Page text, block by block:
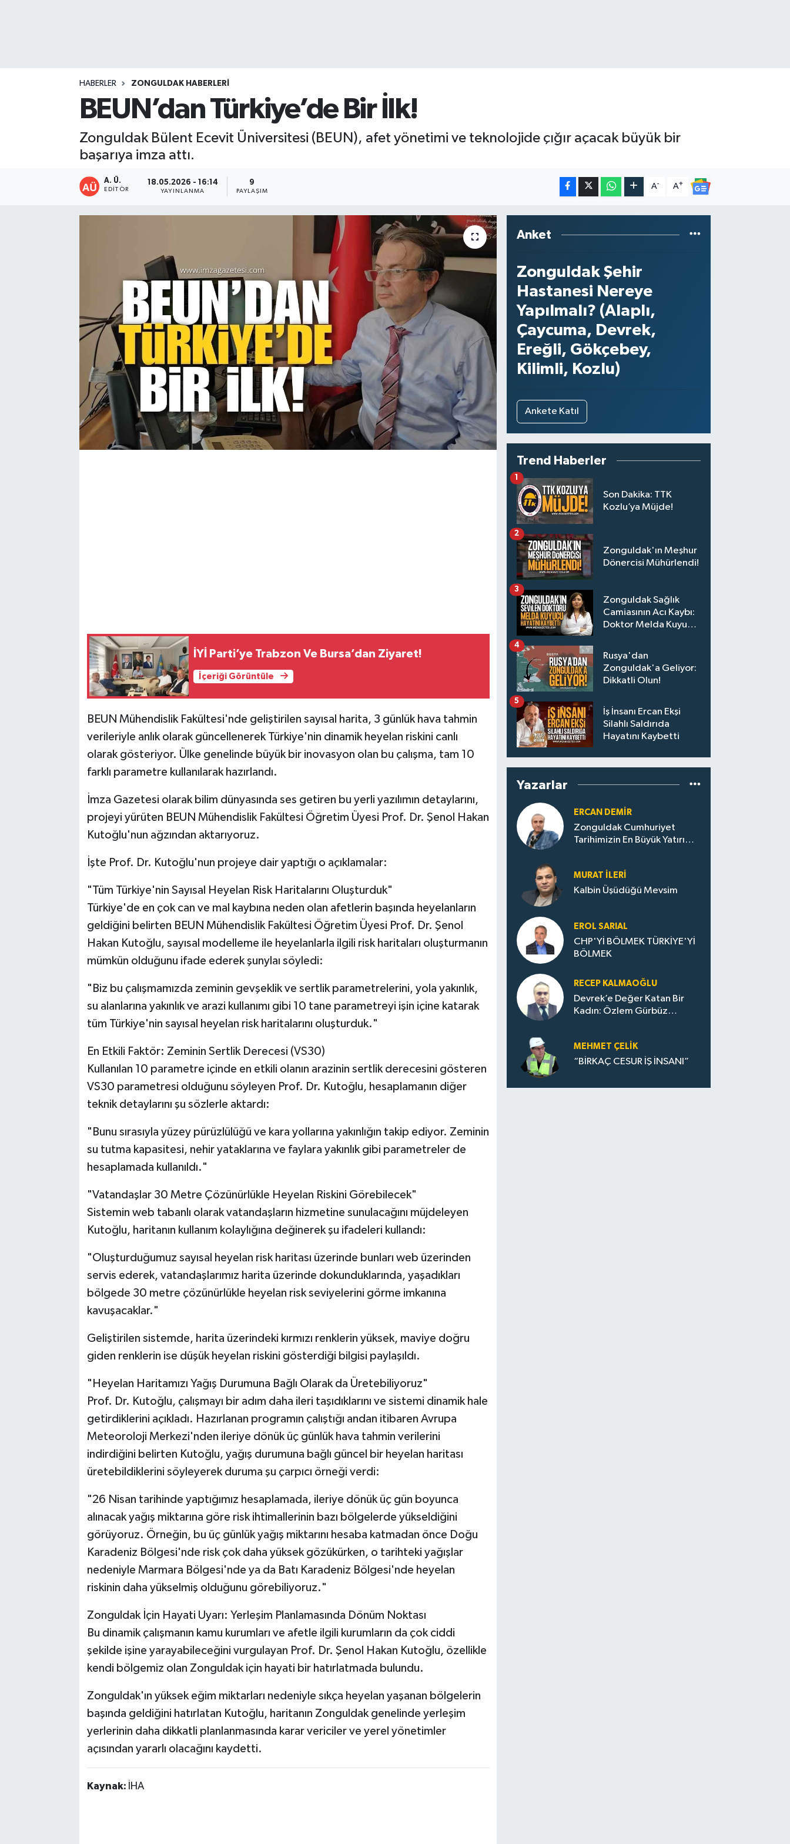
HABERLER ZONGULDAK HABERLERI
BEUN’dan Türkiye’de Bir İlk!
Zonguldak Bülent Ecevit Üniversitesi (BEUN), afet yönetimi ve teknolojide çığır açacak büyük bir
başarıya imza attı.
A. Ü.
EDITÖR
18.05.2026 - 16:14
YAYINLANMA
9
PAYLAŞIM
A- A+
İYİ Parti’ye Trabzon Ve Bursa’dan Ziyaret!
İçeriği Görüntüle
BEUN Mühendislik Fakültesi'nde geliştirilen sayısal harita, 3 günlük hava tahmin
verileriyle anlık olarak güncellenerek Türkiye'nin dinamik heyelan riskini canlı
olarak gösteriyor. Ülke genelinde büyük bir inovasyon olan bu çalışma, tam 10
farklı parametre kullanılarak hazırlandı.
İmza Gazetesi olarak bilim dünyasında ses getiren bu yerli yazılımın detaylarını,
projeyi yürüten BEUN Mühendislik Fakültesi Öğretim Üyesi Prof. Dr. Şenol Hakan
Kutoğlu'nun ağzından aktarıyoruz.
İşte Prof. Dr. Kutoğlu'nun projeye dair yaptığı o açıklamalar:
"Tüm Türkiye'nin Sayısal Heyelan Risk Haritalarını Oluşturduk"
Türkiye'de en çok can ve mal kaybına neden olan afetlerin başında heyelanların
geldiğini belirten BEUN Mühendislik Fakültesi Öğretim Üyesi Prof. Dr. Şenol
Hakan Kutoğlu, sayısal modelleme ile heyelanlarla ilgili risk haritaları oluşturmanın
mümkün olduğunu ifade ederek şunylaı söyledi:
"Biz bu çalışmamızda zeminin gevşeklik ve sertlik parametrelerini, yola yakınlık,
su alanlarına yakınlık ve arazi kullanımı gibi 10 tane parametreyi işin içine katarak
tüm Türkiye'nin sayısal heyelan risk haritalarını oluşturduk."
En Etkili Faktör: Zeminin Sertlik Derecesi (VS30)
Kullanılan 10 parametre içinde en etkili olanın arazinin sertlik derecesini gösteren
VS30 parametresi olduğunu söyleyen Prof. Dr. Kutoğlu, hesaplamanın diğer
teknik detaylarını şu sözlerle aktardı:
"Bunu sırasıyla yüzey pürüzlülüğü ve kara yollarına yakınlığın takip ediyor. Zeminin
su tutma kapasitesi, nehir yataklarına ve faylara yakınlık gibi parametreler de
hesaplamada kullanıldı."
"Vatandaşlar 30 Metre Çözünürlükle Heyelan Riskini Görebilecek"
Sistemin web tabanlı olarak vatandaşların hizmetine sunulacağını müjdeleyen
Kutoğlu, haritanın kullanım kolaylığına değinerek şu ifadeleri kullandı:
"Oluşturduğumuz sayısal heyelan risk haritası üzerinde bunları web üzerinden
servis ederek, vatandaşlarımız harita üzerinde dokunduklarında, yaşadıkları
bölgede 30 metre çözünürlükle heyelan risk seviyelerini görme imkanına
kavuşacaklar."
Geliştirilen sistemde, harita üzerindeki kırmızı renklerin yüksek, maviye doğru
giden renklerin ise düşük heyelan riskini gösterdiği bilgisi paylaşıldı.
"Heyelan Haritamızı Yağış Durumuna Bağlı Olarak da Üretebiliyoruz"
Prof. Dr. Kutoğlu, çalışmayı bir adım daha ileri taşıdıklarını ve sistemi dinamik hale
getirdiklerini açıkladı. Hazırlanan programın çalıştığı andan itibaren Avrupa
Meteoroloji Merkezi'nden ileriye dönük üç günlük hava tahmin verilerini
indirdiğini belirten Kutoğlu, yağış durumuna bağlı güncel bir heyelan haritası
üretebildiklerini söyleyerek duruma şu çarpıcı örneği verdi:
"26 Nisan tarihinde yaptığımız hesaplamada, ileriye dönük üç gün boyunca
alınacak yağış miktarına göre risk ihtimallerinin bazı bölgelerde yükseldiğini
görüyoruz. Örneğin, bu üç günlük yağış miktarını hesaba katmadan önce Doğu
Karadeniz Bölgesi'nde risk çok daha yüksek gözükürken, o tarihteki yağışlar
nedeniyle Marmara Bölgesi'nde ya da Batı Karadeniz Bölgesi'nde heyelan
riskinin daha yükselmiş olduğunu görebiliyoruz."
Zonguldak İçin Hayati Uyarı: Yerleşim Planlamasında Dönüm Noktası
Bu dinamik çalışmanın kamu kurumları ve afetle ilgili kurumların da çok ciddi
şekilde işine yarayabileceğini vurgulayan Prof. Dr. Şenol Hakan Kutoğlu, özellikle
kendi bölgemiz olan Zonguldak için hayati bir hatırlatmada bulundu.
Zonguldak'ın yüksek eğim miktarları nedeniyle sıkça heyelan yaşanan bölgelerin
başında geldiğini hatırlatan Kutoğlu, haritanın Zonguldak genelinde yerleşim
yerlerinin daha dikkatli planlanmasında karar vericiler ve yerel yönetimler
açısından yararlı olacağını kaydetti.
Kaynak: İHA
Anket
Zonguldak Şehir
Hastanesi Nereye
Yapılmalı? (Alaplı,
Çaycuma, Devrek,
Ereğli, Gökçebey,
Kilimli, Kozlu)
Ankete Katıl
Trend Haberler
Son Dakika: TTK
Kozlu’ya Müjde!
1
Zonguldak'ın Meşhur
Dönercisi Mühürlendi!
2
Zonguldak Sağlık
Camiasının Acı Kaybı:
Doktor Melda Kuyucu
3
Rusya'dan
Zonguldak'a Geliyor:
Dikkatli Olun!
4
İş İnsanı Ercan Ekşi
Silahlı Saldırıda
Hayatını Kaybetti
5
Yazarlar
ERCAN DEMIR
Zonguldak Cumhuriyet
Tarihimizin En Büyük Yatırım
MURAT İLERI
Kalbin Üşüdüğü Mevsim
EROL SARIAL
CHP'Yİ BÖLMEK TÜRKİYE'Yİ
BÖLMEK
RECEP KALMAOĞLU
Devrek’e Değer Katan Bir
Kadın: Özlem Gürbüz
MEHMET ÇELIK
“BİRKAÇ CESUR İŞ İNSANI”
GÖKÇEBEY